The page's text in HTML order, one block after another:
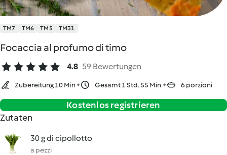
TM7 TM6 TM5 TM31
Focaccia al profumo di timo
4.8 59 Bewertungen
Zubereitung 10 Min Gesamt 1 Std. 55 Min 6 porzioni
Kostenlos registrieren
Zutaten
30 g di cipollotto
a pezzi